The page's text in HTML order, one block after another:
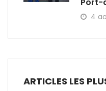
Port-
4
ARTICLES LES